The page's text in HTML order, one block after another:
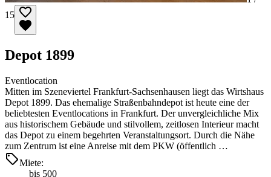
15
Depot 1899
Eventlocation
Mitten im Szeneviertel Frankfurt-Sachsenhausen liegt das Wirtshaus
Depot 1899. Das ehemalige Straßenbahndepot ist heute eine der
beliebtesten Eventlocations in Frankfurt. Der unvergleichliche Mix
aus historischem Gebäude und stilvollem, zeitlosen Interieur macht
das Depot zu einem begehrten Veranstaltungsort. Durch die Nähe
zum Zentrum ist eine Anreise mit dem PKW (öffentlich …
Miete:
bis 500